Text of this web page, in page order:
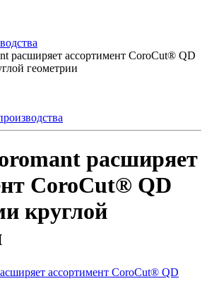
расширяет ассортимент CoroCut® QD
геометрии
расширяет
CoroCut® QD
круглой